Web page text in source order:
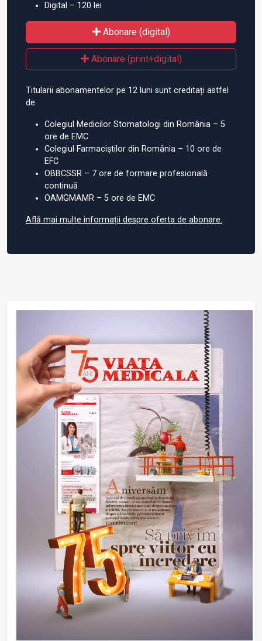
Digital – 120 lei
Abonare (digital)
Abonare (print+digital)
Titularii abonamentelor pe 12 luni sunt creditați astfel
de:
Colegiul Medicilor Stomatologi din România – 5
ore de EMC
Colegiul Farmaciștilor din România – 10 ore de
EFC
OBBCSSR – 7 ore de formare profesională
continuă
OAMGMAMR – 5 ore de EMC
Află mai multe informații despre oferta de abonare.